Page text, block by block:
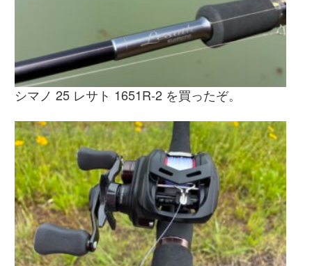
シマノ 25 レサト 1651R-2 を買ったぞ。